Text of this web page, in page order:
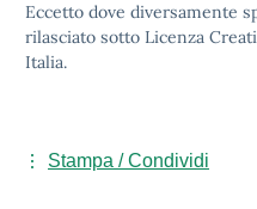
Eccetto dove diversamente
rilasciato sotto Licenza
Italia.
Stampa / Condividi